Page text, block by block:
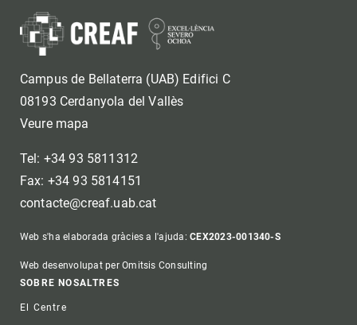
Campus de Bellaterra (UAB) Edifici C
08193 Cerdanyola del Vallès
Veure mapa
Tel: +34 93 5811312
Fax: +34 93 5814151
contacte@creaf.uab.cat
Web s'ha elaborada gràcies a l'ajuda:CEX2023-001340-S
Web desenvolupat per Omitsis Consulting
Footer
SOBRE NOSALTRES
El Centre